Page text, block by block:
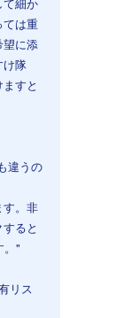
ては重
望に添
け隊
すと
違うの
す。非
ると
。"
リス